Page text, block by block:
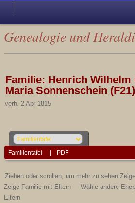
Genealogie und
Familie: Henrich Wilhelm
Maria Sonnenschein (F21)
verh. 2 Apr 1815
Familientafel PDF
Ziehen oder scrollen, um mehr zu sehen
Zeige Familie mit Eltern
Wähle andere
Eltern